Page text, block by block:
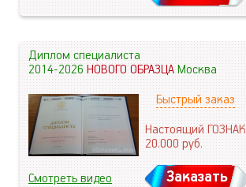
Диплом специалиста
2014-2026НОВОГО ОБРАЗЦАМосква
Быстрый заказ
Настоящий ГОЗНАК
20.000руб.
Смотреть видео Заказать